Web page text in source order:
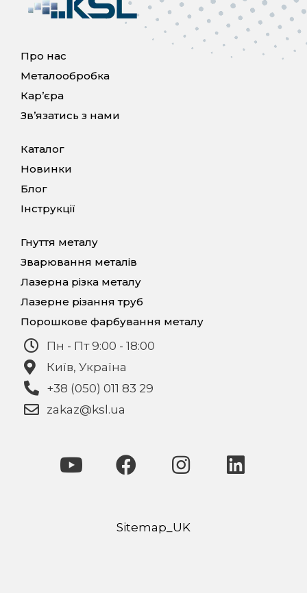
Про нас
Металообробка
Кар’єра
Зв’язатись з нами
Каталог
Новинки
Блог
Інструкції
Гнуття металу
Зварювання металів
Лазерна різка металу
Лазерне різання труб
Порошкове фарбування металу
Пн - Пт 9:00 - 18:00
Київ, Україна
+38 (050) 011 83 29
zakaz@ksl.ua
Sitemap_UK